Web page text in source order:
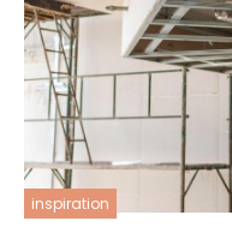
inspiration